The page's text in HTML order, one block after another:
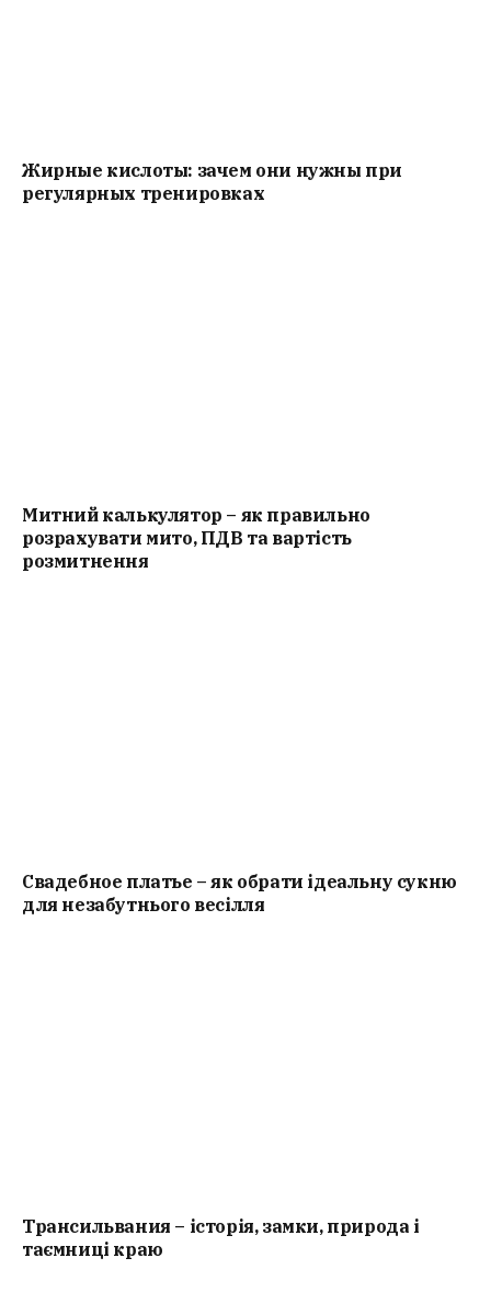
Жирные кислоты: зачем они нужны при
регулярных тренировках
Митний калькулятор – як правильно
розрахувати мито, ПДВ та вартість
розмитнення
Свадебное платье – як обрати ідеальну сукню
для незабутнього весілля
Трансильвания – історія, замки, природа і
таємниці краю